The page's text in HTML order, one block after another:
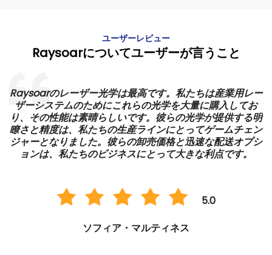
ユーザーレビュー
Raysoarについてユーザーが言うこと
Raysoarのレーザー光学は最高です。私たちは産業用レー
ザーシステムのためにこれらの光学を大量に購入してお
り、その性能は素晴らしいです。彼らの光学が提供する明
瞭さと精度は、私たちの生産ラインにとってゲームチェン
ジャーとなりました。彼らの卸売価格と迅速な配送オプシ
ョンは、私たちのビジネスにとって大きな利点です。
5.0
ソフィア・マルティネス